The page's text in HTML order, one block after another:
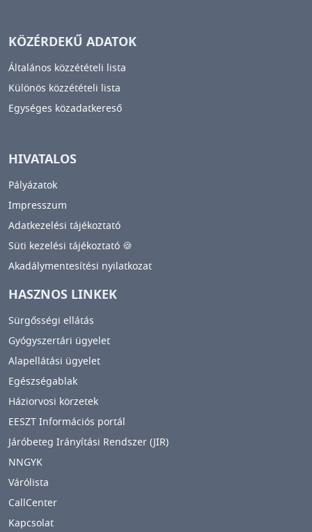
KÖZÉRDEKŰ ADATOK
Általános közzétételi lista
Különös közzétételi lista
Egységes közadatkereső
HIVATALOS
Pályázatok
Impresszum
Adatkezelési tájékoztató
Süti kezelési tájékoztató 🍪
Akadálymentesítési nyilatkozat
HASZNOS LINKEK
Sürgősségi ellátás
Gyógyszertári ügyelet
Alapellátási ügyelet
Egészségablak
Háziorvosi körzetek
EESZT Információs portál
Járóbeteg Irányítási Rendszer (JIR)
NNGYK
Várólista
CallCenter
Kapcsolat